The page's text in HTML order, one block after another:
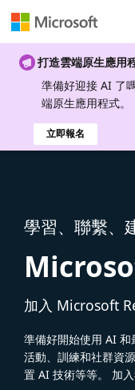
打造雲端原生應用
準備好迎接 AI 了
端原生應用程式。
立即報名
學習、聯繫、
加入 Microsoft
準備好開始使用 AI
活動、訓練和社群資
置 AI 技術等等。 加入